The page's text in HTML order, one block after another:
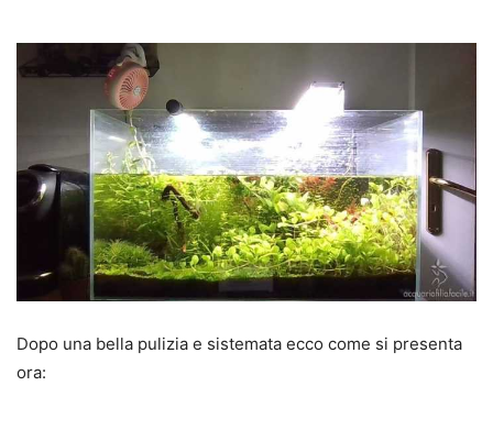
Dopo una bella pulizia e sistemata ecco come si presenta
ora: